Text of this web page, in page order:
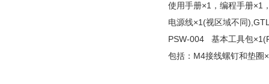
使用手册×1，编程手册×1
电源线×1(视区域不同
PSW-004 基本工具包
包括：M4接线螺钉和垫圈